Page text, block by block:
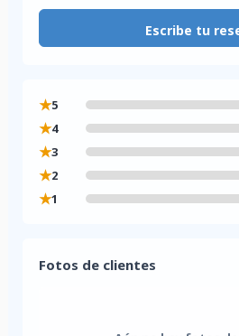
Escribe tu
★5
★4
★3
★2
★1
Fotos de clientes